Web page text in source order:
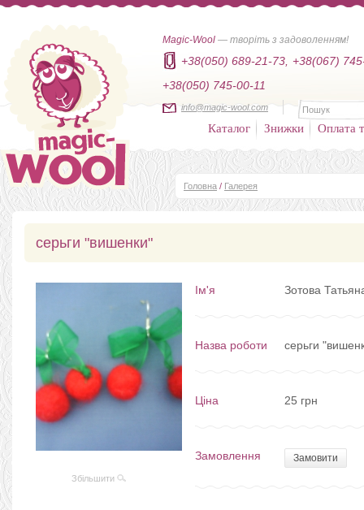
Magic-Wool — творіть з задоволенням!
+38(050) 689-21-73,
+38(067)
+38(050) 745-00-11
info@magic-wool.com
Каталог Знижки Оплата
Головна / Галерея
серьги "вишенки"
Збільшити
Ім'я Зотова
Назва роботи серьги
Ціна 25 грн
Замовлення Замовити